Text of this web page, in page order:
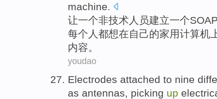
machine.
让一个非技术人员建立一个
每个人 都想在自己的家用计算机
内容。
youdao
Electrodes attached to nine
as antennas, picking up